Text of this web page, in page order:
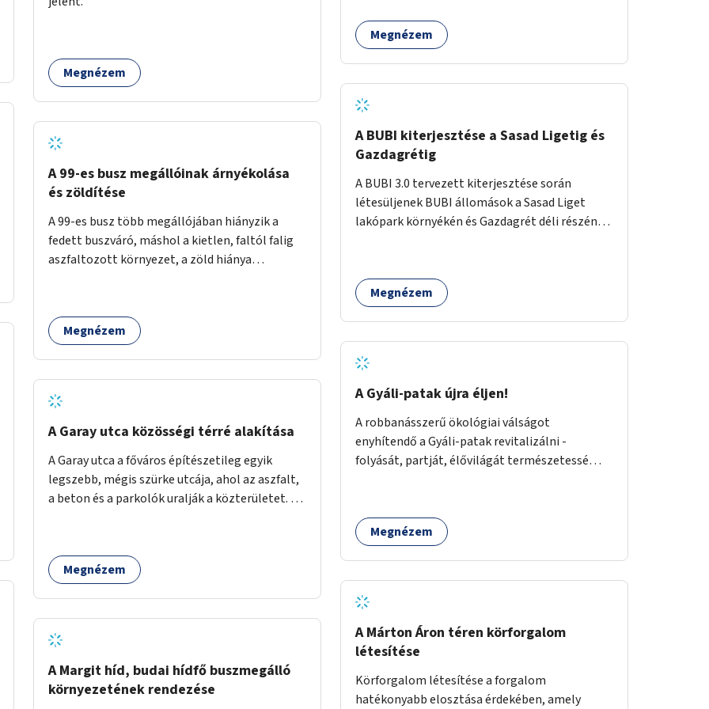
időszakokban zsúfolt 5-ös autóbusz
Megnézem
A 99-es busz megállóinak árnyékolása
és zöldítése
A 99-es busz több megállójában hiányzik a
fedett buszváró, máshol a kietlen, faltól falig
aszfaltozott környezet, a zöld hiánya
zöldítéssel is össze lehetne kötni: ahol
megoldható, ott az utasváróra vagy akár
megállókat.
Megnézem
A Garay utca közösségi térré alakítása
A Garay utca a főváros építészetileg egyik
legszebb, mégis szürke utcája, ahol az aszfalt,
a beton és a parkolók uralják a közterületet. Az
közösségbarát terület létrehozásának. A
szakaszon a parkolás átszervezésével
sakkasztal és egy lábbal tekerhető
mobiltöltőpont tennék kellemesebbé (és
hűvösebbé) a környéken lakók és az arra járók
mindennapjait.
Megnézem
A Margit híd, budai hídfő buszmegálló
környezetének rendezése
alkalmas lenne egy nagy biodiverzitású hosszú
kert kialakítására, több szintű növényzettel,
Megnézem
A BUBI kiterjesztése a Sasad Ligetig és
Gazdagrétig
A BUBI 3.0 tervezett kiterjesztése során
létesüljenek BUBI állomások a Sasad Liget
lakópark környékén és Gazdagrét déli részén
Megnézem
A Gyáli-patak újra éljen!
A robbanásszerű ökológiai válságot
enyhítendő a Gyáli-patak revitalizálni -
folyását, partját, élővilágát természetessé
terhelt módon. Élő kapcsolatot létrehozni
Soroksár és a patak között, illetve a
vezetésével.
Megnézem
A Márton Áron téren körforgalom
létesítése
Körforgalom létesítése a forgalom
hatékonyabb elosztása érdekében, amely